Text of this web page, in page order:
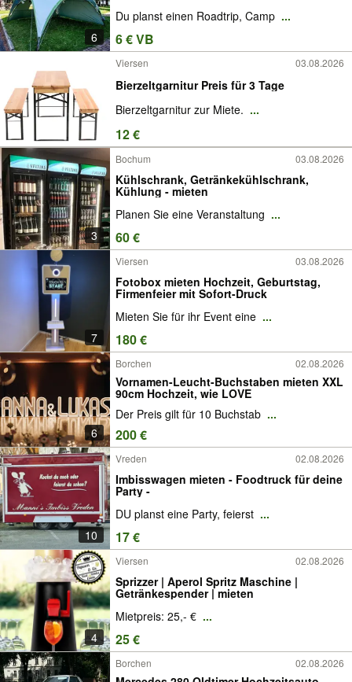
6
Du planst einen Roadtrip, Camp ...
6 € VB
Viersen 03.08.2026
Bierzeltgarnitur Preis für 3 Tage
Bierzeltgarnitur zur Miete. ...
12 €
3
Bochum 03.08.2026
Kühlschrank, Getränkekühlschrank,
Kühlung - mieten
Planen Sie eine Veranstaltung ...
60 €
7
Viersen 03.08.2026
Fotobox mieten Hochzeit, Geburtstag,
Firmenfeier mit Sofort-Druck
Mieten Sie für ihr Event eine ...
180 €
6
Borchen 02.08.2026
Vornamen-Leucht-Buchstaben mieten XXL
90cm Hochzeit, wie LOVE
Der Preis gilt für 10 Buchstab ...
200 €
10
Vreden 02.08.2026
Imbisswagen mieten - Foodtruck für deine
Party -
DU planst eine Party, feierst ...
17 €
4
Viersen 02.08.2026
Sprizzer | Aperol Spritz Maschine |
Getränkespender | mieten
Mietpreis: 25,- € ...
25 €
Borchen 02.08.2026